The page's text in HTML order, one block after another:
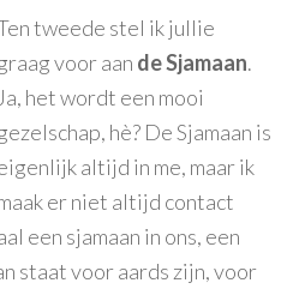
tweede stel ik jullie
voor aan de Sjamaan.
Ja, het wordt een mooi
hè? De Sjamaan is
altijd in me, maar ik
er niet altijd contact
een sjamaan in ons, een
staat voor aards zijn, voor